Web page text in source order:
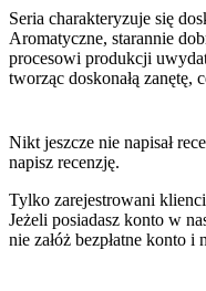
Seria charakteryzuje się
Aromatyczne, starannie
procesowi produkcji
tworząc doskonałą zanętę,
Nikt jeszcze nie napisał
napisz recenzję.
Tylko zarejestrowani
Jeżeli posiadasz konto w
nie załóż bezpłatne konto i